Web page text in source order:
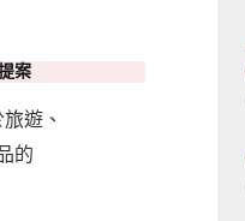
案
遊、
的